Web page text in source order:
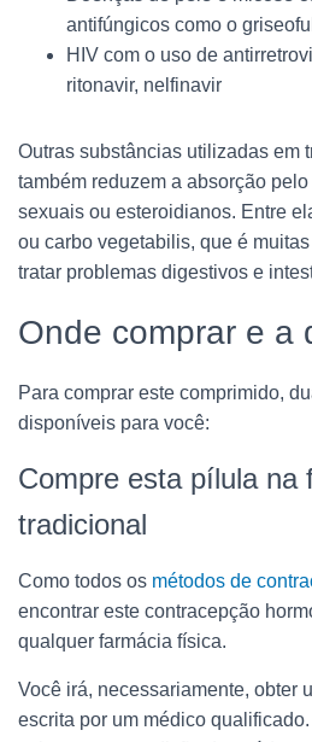
antifúngicos como o
HIV com o uso de
ritonavir, nelfinavir
Outras substâncias utilizadas em
também reduzem a absorção
sexuais ou esteroidianos. Entre
ou carbo vegetabilis, que é
tratar problemas digestivos e
Onde comprar e a
Para comprar este comprimido,
disponíveis para você:
Compre esta pílula na
tradicional
Como todos os métodos de
encontrar este contracepção
qualquer farmácia física.
Você irá, necessariamente, obter
escrita por um médico